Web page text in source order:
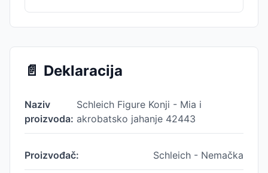
📄 Deklaracija
Naziv
proizvoda:
Schleich Figure Konji - Mia i
akrobatsko jahanje 42443
Proizvođač: Schleich - Nemačka